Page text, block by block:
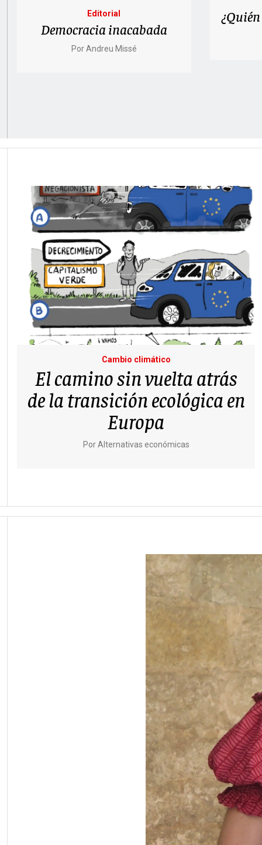
Editorial
Democracia inacabada
PorAndreu Missé
Cambio climático
El camino sin vuelta atrás
de la transición ecológica en
Europa
PorAlternativas económicas